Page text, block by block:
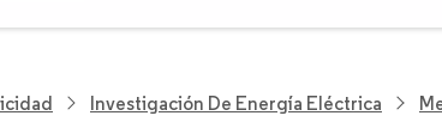
Investigación De Energía Eléctrica